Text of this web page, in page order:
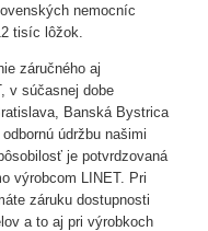
nemocníc
tisíc lôžok.
záručného aj
v súčasnej dobe
Banská Bystrica
údržbu našimi
je potvrdzovaná
výrobcom LINET. Pri
záruku dostupnosti
a to aj pri výrobkoch